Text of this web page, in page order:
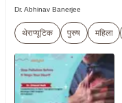
Dr. Abhinav Banerjee
थेराप्यूटिक पुरुष महिला